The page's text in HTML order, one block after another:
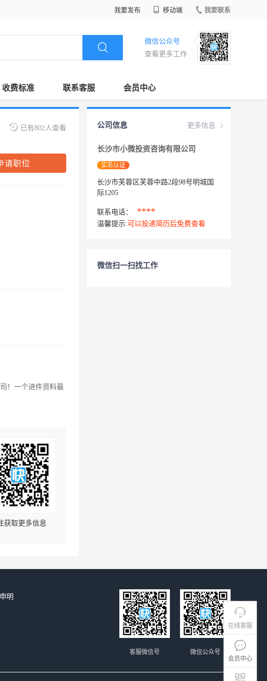
我要发布 移动端 我要联系
微信公众号
查看更多工作
收费标准 联系客服 会员中心
在线客服
会员中心
已有802人查看
请职位
！一个进件资料最
获取更多信息
更多信息
公司信息
长沙市小微投资咨询有限公司
实名认证
长沙市芙蓉区芙蓉中路2段98号明城国
际1205
联系电话： ****
温馨提示: 可以投递简历后免费查看
微信扫一扫找工作
明
微信公众号
客服微信号